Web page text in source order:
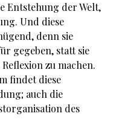
Entstehung der Welt,
Und diese
denn sie
gegeben, statt sie
zu machen.
findet diese
auch die
des